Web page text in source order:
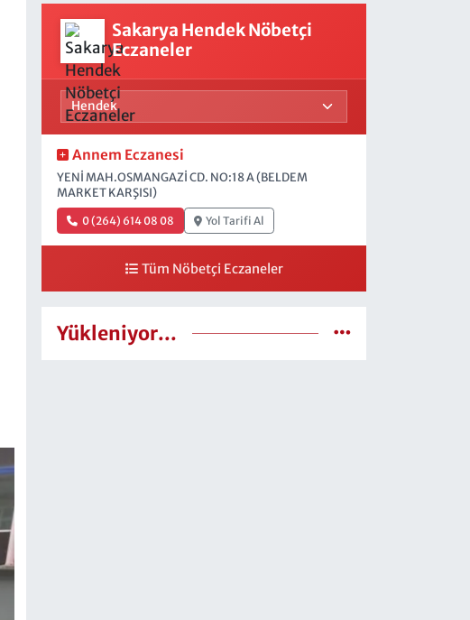
Sakarya Hendek Nöbetçi
Eczaneler
Annem Eczanesi
YENİ MAH.OSMANGAZİ CD. NO:18 A (BELDEM
MARKET KARŞISI)
0 (264) 614 08 08 Yol Tarifi Al
Tüm Nöbetçi Eczaneler
Yükleniyor...